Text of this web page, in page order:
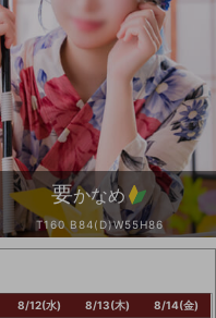
要かなめ
T160 B84(D)W55H86
8/12(水)
8/13(木)
8/14(金)